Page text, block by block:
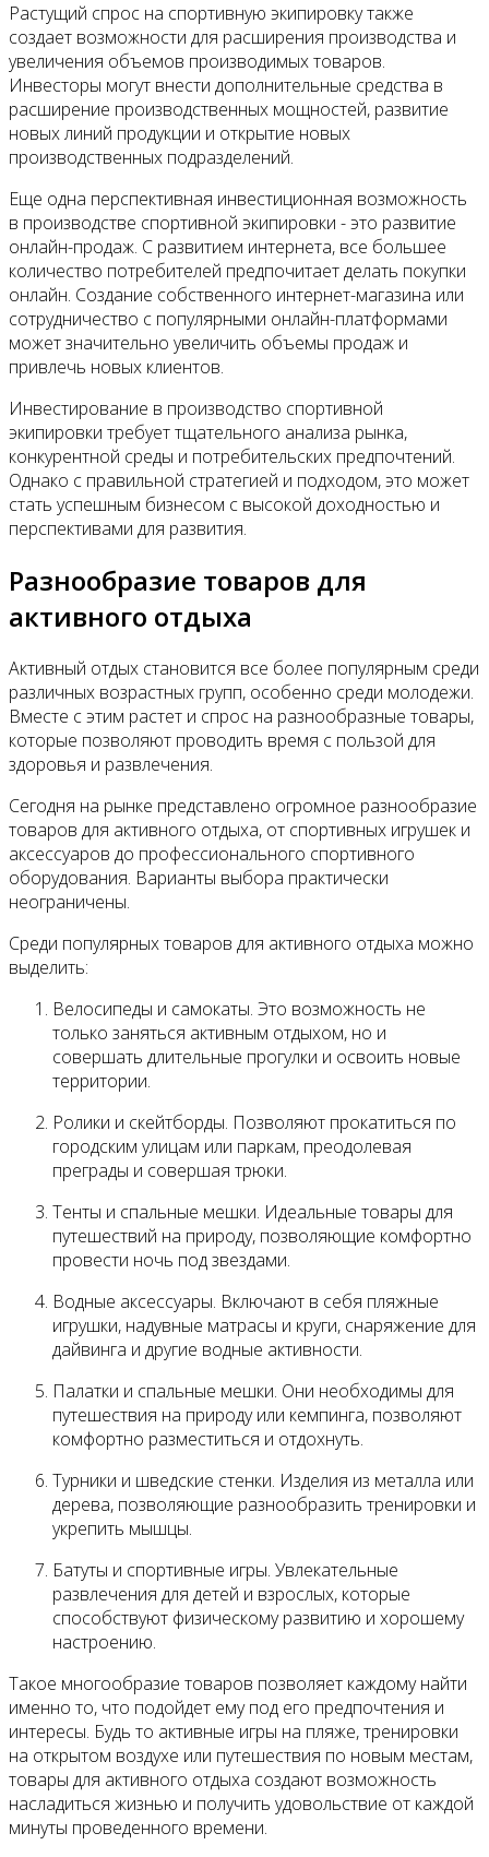
Растущий спрос на спортивную экипировку также
создает возможности для расширения производства и
увеличения объемов производимых товаров.
Инвесторы могут внести дополнительные средства в
расширение производственных мощностей, развитие
новых линий продукции и открытие новых
производственных подразделений.
Еще одна перспективная инвестиционная возможность
в производстве спортивной экипировки - это развитие
онлайн-продаж. С развитием интернета, все большее
количество потребителей предпочитает делать покупки
онлайн. Создание собственного интернет-магазина или
сотрудничество с популярными онлайн-платформами
может значительно увеличить объемы продаж и
привлечь новых клиентов.
Инвестирование в производство спортивной
экипировки требует тщательного анализа рынка,
конкурентной среды и потребительских предпочтений.
Однако с правильной стратегией и подходом, это может
стать успешным бизнесом с высокой доходностью и
перспективами для развития.
Разнообразие товаров для
активного отдыха
Активный отдых становится все более популярным среди
различных возрастных групп, особенно среди молодежи.
Вместе с этим растет и спрос на разнообразные товары,
которые позволяют проводить время с пользой для
здоровья и развлечения.
Сегодня на рынке представлено огромное разнообразие
товаров для активного отдыха, от спортивных игрушек и
аксессуаров до профессионального спортивного
оборудования. Варианты выбора практически
неограничены.
Среди популярных товаров для активного отдыха можно
выделить:
Велосипеды и самокаты. Это возможность не
только заняться активным отдыхом, но и
совершать длительные прогулки и освоить новые
территории.
Ролики и скейтборды. Позволяют прокатиться по
городским улицам или паркам, преодолевая
преграды и совершая трюки.
Тенты и спальные мешки. Идеальные товары для
путешествий на природу, позволяющие комфортно
провести ночь под звездами.
Водные аксессуары. Включают в себя пляжные
игрушки, надувные матрасы и круги, снаряжение для
дайвинга и другие водные активности.
Палатки и спальные мешки. Они необходимы для
путешествия на природу или кемпинга, позволяют
комфортно разместиться и отдохнуть.
Турники и шведские стенки. Изделия из металла или
дерева, позволяющие разнообразить тренировки и
укрепить мышцы.
Батуты и спортивные игры. Увлекательные
развлечения для детей и взрослых, которые
способствуют физическому развитию и хорошему
настроению.
Такое многообразие товаров позволяет каждому найти
именно то, что подойдет ему под его предпочтения и
интересы. Будь то активные игры на пляже, тренировки
на открытом воздухе или путешествия по новым местам,
товары для активного отдыха создают возможность
насладиться жизнью и получить удовольствие от каждой
минуты проведенного времени.